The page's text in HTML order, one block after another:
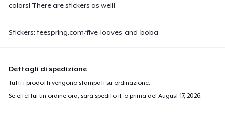
colors! There are stickers as well!
Stickers: teespring.com/five-loaves-and-boba
Dettagli di spedizione
Tutti i prodotti vengono stampati su ordinazione.
Se effettui un ordine ora, sarà spedito il, o prima delAugust 17, 2026.